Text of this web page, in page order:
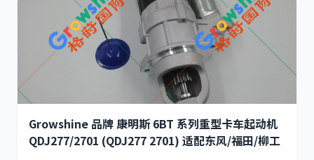
Growshine 品牌 康明斯 6BT 系列重型卡车起动机
QDJ277/2701 (QDJ277 2701) 适配东风/福田/柳工